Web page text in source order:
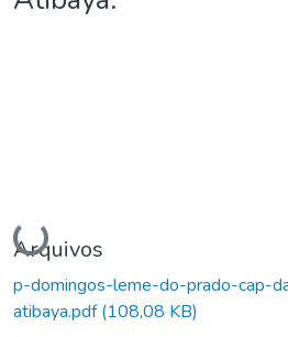
Carregando...
Arquivos
p-domingos-leme-do-prado-cap-
atibaya.pdf(108,08 KB)